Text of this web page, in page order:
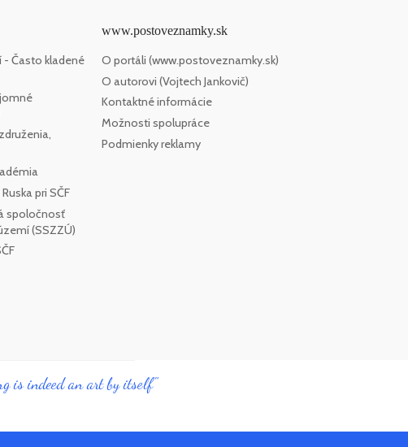
Často kladené
pri SČF
spoločnosť
(SSZZÚ)
www.postoveznamky.sk
O portáli (www.postoveznamky.sk)
O autorovi (Vojtech Jankovič)
Kontaktné informácie
Možnosti spolupráce
Podmienky reklamy
is indeed an art by itself"